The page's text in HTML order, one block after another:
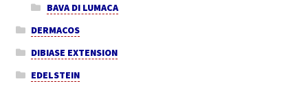
BAVA DI LUMACA
DERMACOS
DIBIASE EXTENSION
EDELSTEIN